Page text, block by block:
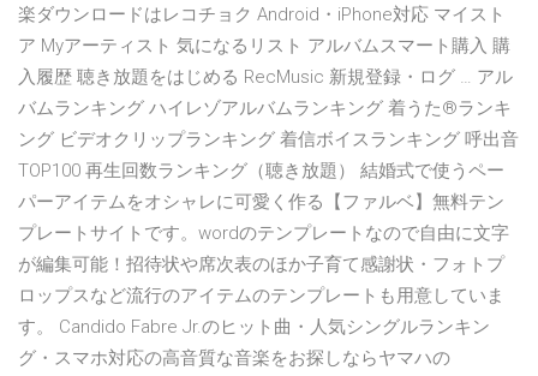
楽ダウンロードはレコチョク Android・iPhone対応 マイスト
ア Myアーティスト 気になるリスト アルバムスマート購入 購
入履歴 聴き放題をはじめる RecMusic 新規登録・ログ … アル
バムランキング ハイレゾアルバムランキング 着うた®ランキ
ング ビデオクリップランキング 着信ボイスランキング 呼出音
TOP100 再生回数ランキング（聴き放題） 結婚式で使うペー
パーアイテムをオシャレに可愛く作る【ファルベ】無料テン
プレートサイトです。wordのテンプレートなので自由に文字
が編集可能！招待状や席次表のほか子育て感謝状・フォトプ
ロップスなど流行のアイテムのテンプレートも用意していま
す。 Candido Fabre Jr.のヒット曲・人気シングルランキン
グ・スマホ対応の高音質な音楽をお探しならヤマハの